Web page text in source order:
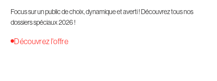
Focus sur un public de choix, dynamique et averti ! Découvrez tous nos
dossiers spéciaux 2026 !
Découvrez l'offre